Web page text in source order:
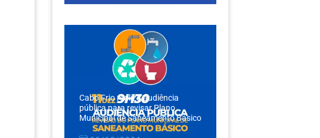
Cabo Frio realiza audiência
pública para revisar Plano
Municipal de Saneamento Básico